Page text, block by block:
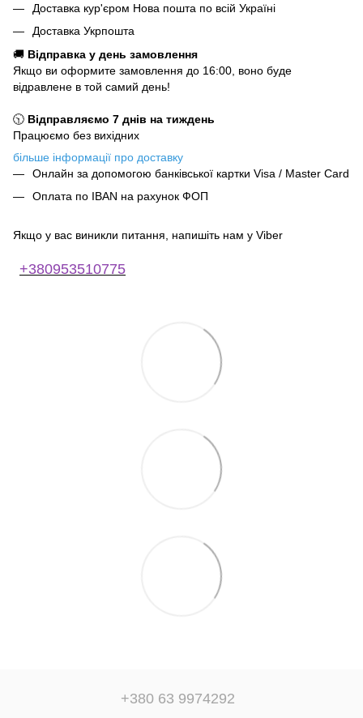
Доставка кур'єром Нова пошта по всій Україні
Доставка Укрпошта
🚚 Відправка у день замовлення
Якщо ви оформите замовлення до 16:00, воно буде
відравлене в той самий день!
🕥 Відправляємо 7 днів на тиждень
Працюємо без вихідних
більше інформації про доставку
Онлайн за допомогою банківської картки Visa / Master Card
Оплата по IBAN на рахунок ФОП
Якщо у вас виникли питання, напишіть нам у Viber
+380953510775
+380 63 9974292